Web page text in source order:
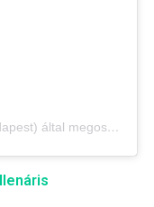
The Space Art Gallery (@thespacebudapest) által megosztott bejegyzés